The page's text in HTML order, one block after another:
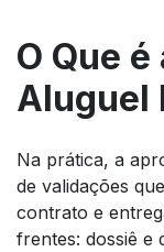
O Que
Aluguel
Na prática, a
de validações
contrato e
frentes: dossiê e